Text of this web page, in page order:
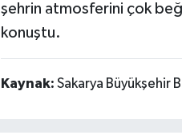
şehrin atmosferini çok
konuştu.
Kaynak: Sakarya Büyükşehir